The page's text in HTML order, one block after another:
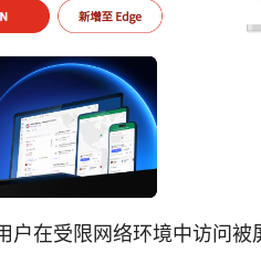
户在受限网络环境中访问